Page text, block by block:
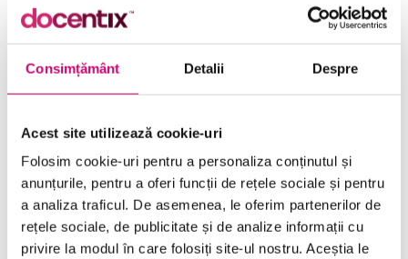
Consimțământ Detalii Despre
Acest site utilizează cookie-uri
Folosim cookie-uri pentru a personaliza conținutul și
anunțurile, pentru a oferi funcții de rețele sociale și pentru
a analiza traficul. De asemenea, le oferim partenerilor de
rețele sociale, de publicitate și de analize informații cu
privire la modul în care folosiți site-ul nostru. Aceștia le
Comunicare
Dezvoltare personală și profesională
Finanțe